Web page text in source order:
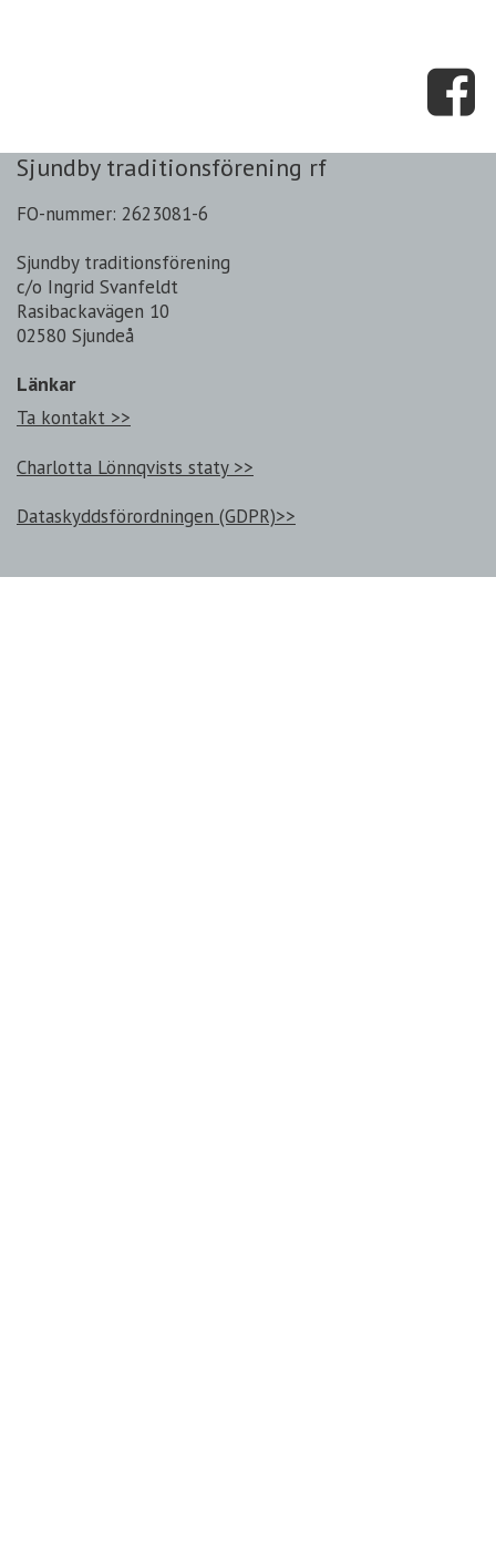
Sjundby traditionsförening rf
FO-nummer: 2623081-6
Sjundby traditionsförening
c/o Ingrid Svanfeldt
Rasibackavägen 10
02580 Sjundeå
Länkar
Ta kontakt >>
Charlotta Lönnqvists staty >>
Dataskyddsförordningen (GDPR)>>